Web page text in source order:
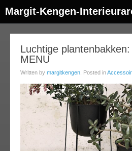
Margit-Kengen-
Luchtige
MENU
Written by margitkengen . Posted in